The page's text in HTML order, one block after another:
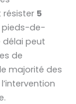
résister 5
pieds-de-
délai peut
de
majorité des